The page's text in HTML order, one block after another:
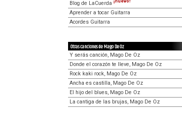
Blog de LaCuerda ¡nuevo!
Aprender a tocar Guitarra
Acordes Guitarra
Otras canciones de Mago De Oz
Y serás canción, Mago De Oz
Donde el corazón te lleve, Mago De Oz
Rock kaki rock, Mago De Oz
Ancha es castilla, Mago De Oz
El hijo del blues, Mago De Oz
La cantiga de las brujas, Mago De Oz